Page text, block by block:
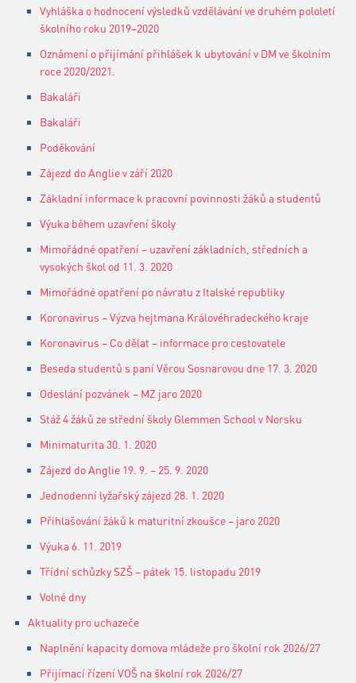
Vyhláška o hodnocení výsledků vzdělávání ve druhém pololetí
školního roku 2019–2020
Oznámení o přijímání přihlášek k ubytování v DM ve školním
roce 2020/2021.
Bakaláři
Bakaláři
Poděkování
Zájezd do Anglie v září 2020
Základní informace k pracovní povinnosti žáků a studentů
Výuka během uzavření školy
Mimořádné opatření – uzavření základních, středních a
vysokých škol od 11. 3. 2020
Mimořádné opatření po návratu z Italské republiky
Koronavirus – Výzva hejtmana Královéhradeckého kraje
Koronavirus – Co dělat – informace pro cestovatele
Beseda studentů s paní Věrou Sosnarovou dne 17. 3. 2020
Odeslání pozvánek – MZ jaro 2020
Stáž 4 žáků ze střední školy Glemmen School v Norsku
Minimaturita 30. 1. 2020
Zájezd do Anglie 19. 9. – 25. 9. 2020
Jednodenní lyžařský zájezd 28. 1. 2020
Přihlašování žáků k maturitní zkoušce – jaro 2020
Výuka 6. 11. 2019
Třídní schůzky SZŠ – pátek 15. listopadu 2019
Volné dny
Aktuality pro uchazeče
Naplnění kapacity domova mládeže pro školní rok 2026/27
Přijímací řízení VOŠ na školní rok 2026/27